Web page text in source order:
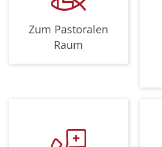
Zum Pastoralen
Raum